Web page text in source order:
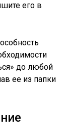
его в
до любой
ее из папки